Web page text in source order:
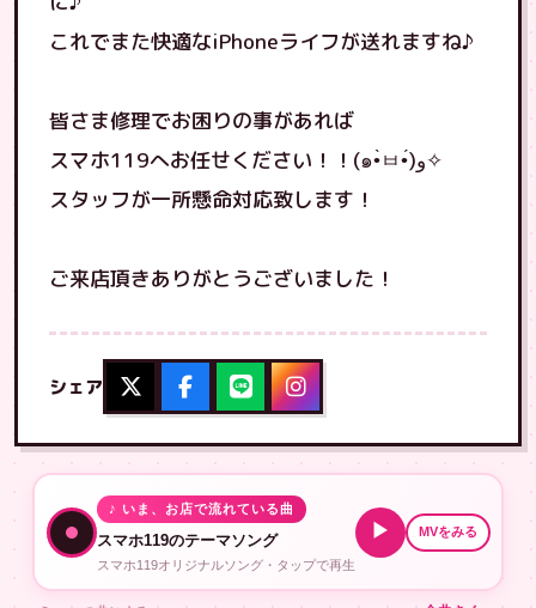
これでまた快適なiPhoneライフが送れますね♪
皆さま修理でお困りの事があれば
スマホ119へお任せください！！(๑•̀ㅂ•́)و✧
スタッフが一所懸命対応致します！
ご来店頂きありがとうございました！
シェア
♪ いま、お店で流れている曲
スマホ119のテーマソング
スマホ119オリジナルソング・タップで再生
▶ MVをみる